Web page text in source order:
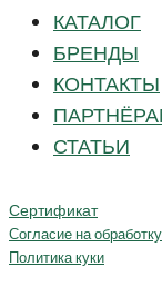
КАТАЛОГ
БРЕНДЫ
КОНТАКТЫ
СТАТЬИ
Сертификат
Согласие на
Политика куки